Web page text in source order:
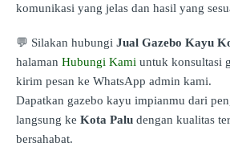
komunikasi yang jelas dan hasil yang
💬 Silakan hubungi Jual Gazebo Kayu
halaman Hubungi Kami untuk konsultasi
kirim pesan ke WhatsApp admin kami.
Dapatkan gazebo kayu impianmu dari
langsung ke Kota Palu dengan kualitas
bersahabat.